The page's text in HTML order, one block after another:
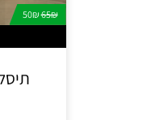
65₪
50₪